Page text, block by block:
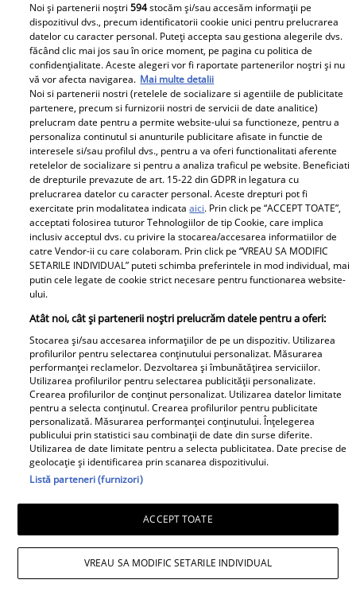
Daniela Nane, dezvăluiri după
despărțirea de Octavian Ene. Cum se
simte actrița: „Nu simt nicio lipsă”
Noi și partenerii noștri594stocăm și/sau accesăm informații pe
dispozitivul dvs., precum identificatorii cookie unici pentru prelucrarea
datelor cu caracter personal. Puteți accepta sau gestiona alegerile dvs.
făcând clic mai jos sau în orice moment, pe pagina cu politica de
confidențialitate. Aceste alegeri vor fi raportate partenerilor noștri și nu
vă vor afecta navigarea. Mai multe detalii
Noi si partenerii nostri (retelele de socializare si agentiile de publicitate
partenere, precum si furnizorii nostri de servicii de date analitice)
prelucram date pentru a permite website-ului sa functioneze, pentru a
personaliza continutul si anunturile publicitare afisate in functie de
interesele si/sau profilul dvs., pentru a va oferi functionalitati aferente
retelelor de socializare si pentru a analiza traficul pe website. Beneficiati
de drepturile prevazute de art. 15-22 din GDPR in legatura cu
prelucrarea datelor cu caracter personal. Aceste drepturi pot fi
exercitate prin modalitatea indicataaici. Prin click pe “ACCEPT TOATE”,
acceptati folosirea tuturor Tehnologiilor de tip Cookie, care implica
inclusiv acceptul dvs. cu privire la stocarea/accesarea informatiilor de
catre Vendor-ii cu care colaboram. Prin click pe “VREAU SA MODIFIC
SETARILE INDIVIDUAL” puteti schimba preferintele in mod individual, mai
putin cele legate de cookie strict necesare pentru functionarea website-
ului.
Atât noi, cât și partenerii noștri prelucrăm datele pentru a oferi:
Stocarea și/sau accesarea informațiilor de pe un dispozitiv. Utilizarea
profilurilor pentru selectarea conținutului personalizat. Măsurarea
performanței reclamelor. Dezvoltarea și îmbunătățirea serviciilor.
Utilizarea profilurilor pentru selectarea publicității personalizate.
Crearea profilurilor de conținut personalizat. Utilizarea datelor limitate
pentru a selecta conținutul. Crearea profilurilor pentru publicitate
personalizată. Măsurarea performanței conținutului. Înțelegerea
publicului prin statistici sau combinații de date din surse diferite.
Utilizarea de date limitate pentru a selecta publicitatea. Date precise de
geolocație și identificarea prin scanarea dispozitivului.
Listă parteneri (furnizori)
ACCEPT TOATE
VREAU SA MODIFIC SETARILE INDIVIDUAL